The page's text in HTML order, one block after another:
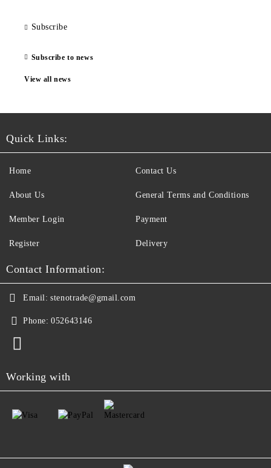
Subscribe
Subscribe to news
View all news
Quick Links:
Home
About Us
Member Login
Register
Contact Us
General Terms and Conditions
Payment
Delivery
Contact Information:
Email: stenotrade@gmail.com
Phone: 052643146
Working with